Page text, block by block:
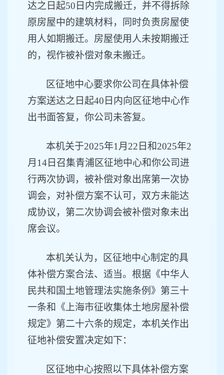
达之日起50日内完成搬迁，并不得拆除
原房屋中的建筑材料，同时负责房屋使
用人如期搬迁。房屋使用人未按期搬迁
的，视作被补偿对象未搬迁。
区征地中心要求你公司 在具体补偿
方案送达之日起40日内向区征地中心作
出书面答复， 你公司 未答复。
本机关于2025年1月 22 日和2025年2
月 14日召集青浦区征地中心和你公司 进
行两次协调 ，被补偿对象出席第一次协
调会， 对补偿方案不认可， 双方未能达
成协议，第二次协调会被补偿对象未出
席会议。
本机关认为， 区征地中心制定的具
体补偿方案合法、适当。根据《中华人
民共和国土地管理法实施条例》第三十
一条和《上海市征收集体土地房屋补偿
规定》第二十六条的规定，本机关作出
征地补偿安置决定如下：
区征地中心按照以下具体补偿方案